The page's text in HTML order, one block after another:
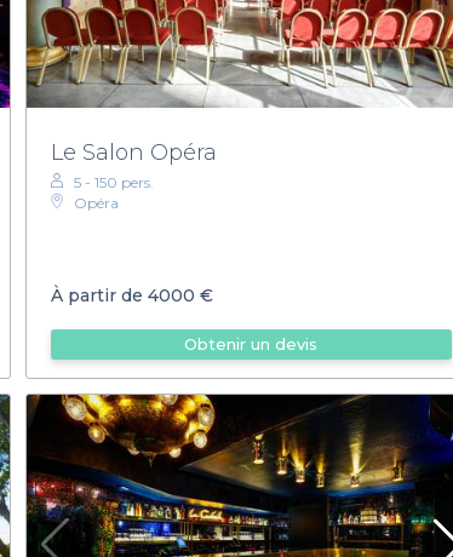
Le Salon Opéra
5 - 150 pers.
Opéra
À partir de 4000 €
Obtenir un devis